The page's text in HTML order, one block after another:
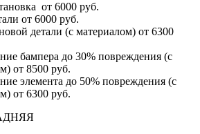
от 6000 руб.
от 6000 руб.
детали (с материалом) от 6300
бампера до 30% повреждения (с
от 8500 руб.
элемента до 50% повреждения (с
от 6300 руб.